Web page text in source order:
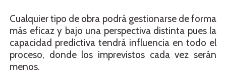
Cualquier tipo de obra podrá gestionarse de forma
más eficaz y bajo una perspectiva distinta pues la
capacidad predictiva tendrá influencia en todo el
proceso, donde los imprevistos cada vez serán
menos.